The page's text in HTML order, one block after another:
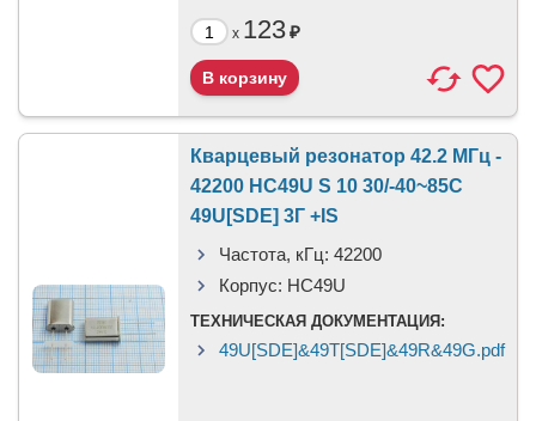
x 123₽
Кварцевый резонатор 42.2 МГц -
42200 HC49U S 10 30/-40~85C
49U[SDE] 3Г +IS
Частота, кГц: 42200
Корпус: HC49U
ТЕХНИЧЕСКАЯ ДОКУМЕНТАЦИЯ:
49U[SDE]&49T[SDE]&49R&49G.pdf